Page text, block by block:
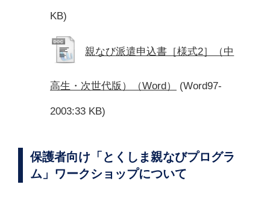
KB)
親なび派遣申込書［様式2］（中
高生・次世代版）（Word） (Word97-
2003:33 KB)
保護者向け「とくしま親なびプログラ
ム」ワークショップについて